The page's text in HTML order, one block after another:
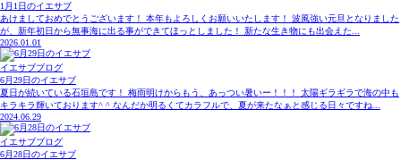
1月1日のイエサブ
あけましておめでとうございます！ 本年もよろしくお願いいたします！ 波風強い元旦となりました
が、新年初日から無事海に出る事ができてほっとしました！ 新たな生き物にも出会えた...
2026.01.01
イエサブブログ
6月29日のイエサブ
夏日が続いている石垣島です！ 梅雨明けからもう、あっつい暑いー！！！ 太陽ギラギラで海の中も
キラキラ輝いております^ ^ なんだか明るくてカラフルで、夏が来たなぁと感じる日々ですね...
2024.06.29
イエサブブログ
6月28日のイエサブ